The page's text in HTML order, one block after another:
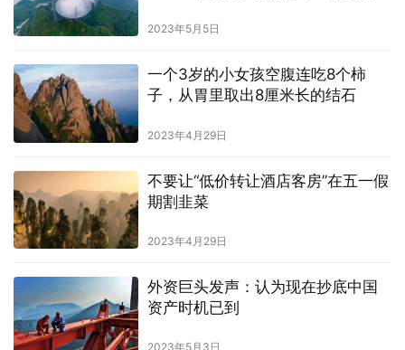
2023年5月5日
一个3岁的小女孩空腹连吃8个柿
子，从胃里取出8厘米长的结石
2023年4月29日
不要让“低价转让酒店客房”在五一假
期割韭菜
2023年4月29日
外资巨头发声：认为现在抄底中国
资产时机已到
2023年5月3日